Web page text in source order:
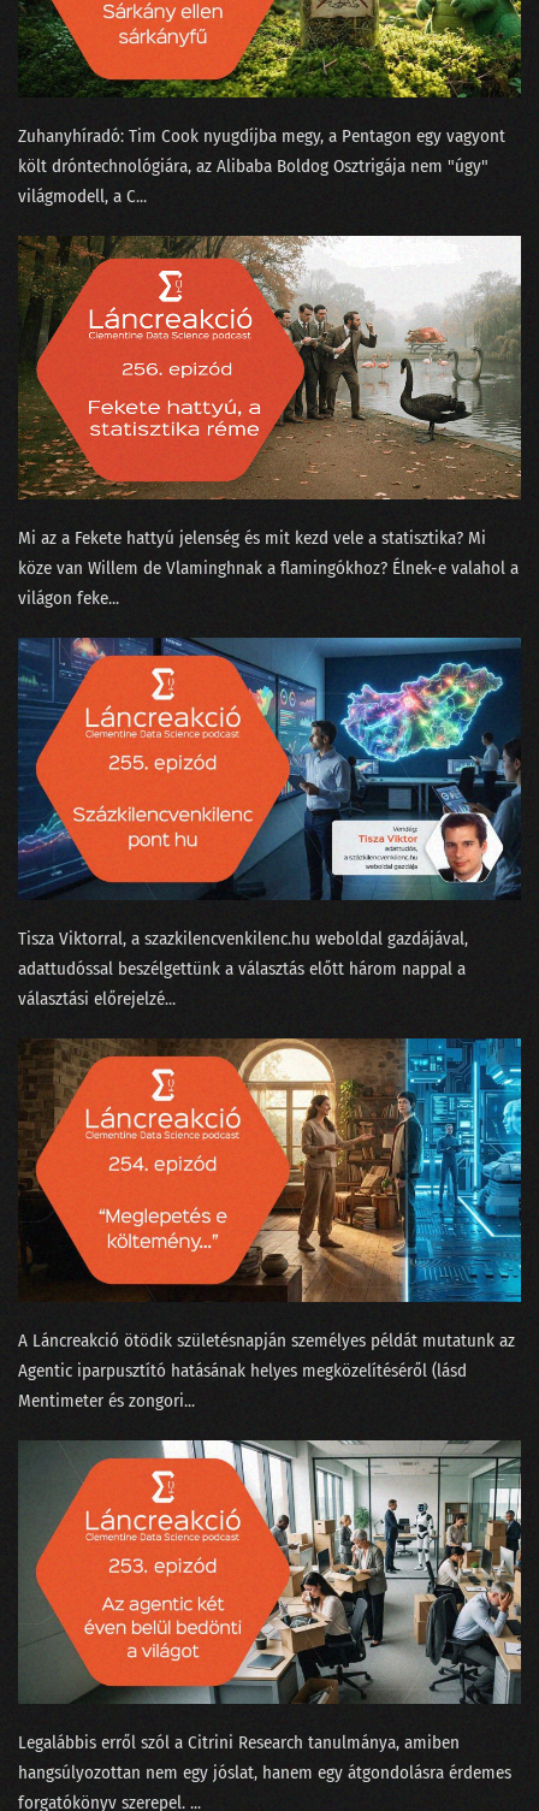
137 - Hol voltak a leglazább sales-es állások 2023-ban?
136 - Matekos mémek magyar módra
135 - Lesz-e jövőre MI generálta sláger? - A State-of-AI jelentés
134 - ChatGPT-cunami a conTEXT 2023-on
133 - A ChatGPT csak beszél, de akarni nem tud
131 - A képzőművész, az MI és a giccsfestők
130 - Mihez kezdjünk a Nobel-díjasainkkal?
129 - Szélhámos szakértők az MI körül
128 - Hol áll hazánk az MI-világlistán?
126 - Béla beindul az OSINT-ra!
124 - Munkahelyi románcot fogott a csalásdetektor
123 - Döntéshozó drónok és legyőzött vadászpilóták
122 - Kézműves hamburgert minden zenerajongónak?
121 - Történetek Adatországból
120 - Most akkor a Facebook tényleg nem is veszélyes a társadalomra?
118 - Krézi hírek, avagy rácsodálkozunk a világra
116 - Elveszi-e az AutoML a munkánkat?
115 - Kit nevezhetünk MI szakértőnek?
114 - Nagy Nyári Salátaörvény
113 - Podcastfesztivál az adattudós szemüvegén át
112 - Boldog szülinapot, Clementine!
110 - Ki kicsoda a Nagy ChatGPT-aggódásban?
108 - Sztochasztikus papagáj vagy Terminator?
107 - A magyar nagymester szemmel ismer fel madárhangokat
106 - Az IBM és a német-görög filozófusok focimeccse
105 - Nyelvcsapások és a digitális gyarmatosítás
104 - Tavaszi zuhanyhíradó
103 - A legújabb data science címkék kiakasztják a bullshit-métert
102 - Felszikrázott az AGI a GPT-4-ben
Zuhanyhíradó: ⁠Tim Cook nyugdíjba megy⁠, a Pentagon egy vagyont
költ dróntechnológiára⁠⁠, az Alibaba Boldog Osztrigája⁠⁠ nem "úgy"
világmodell, a C...
Mi az a ⁠Fekete hattyú jelenség⁠ és mit kezd vele a statisztika? Mi
köze van Willem de Vlamingh⁠⁠nak a flamingókhoz? Élnek-e valahol a
világon feke...
Tisza Viktorral⁠, a ⁠szazkilencvenkilenc.hu⁠ weboldal gazdájával,
adattudóssal beszélgettünk a választás előtt három nappal a
választási előrejelzé...
A Láncreakció ötödik születésnapján személyes példát mutatunk az
Agentic iparpusztító hatásának helyes megközelítéséről (lásd
Mentimeter és zongori...
Legalábbis erről szól a Citrini Research ⁠tanulmánya, amiben
hangsúlyozottan nem egy jóslat, hanem egy átgondolásra érdemes
forgatókönyv szerepel. ...